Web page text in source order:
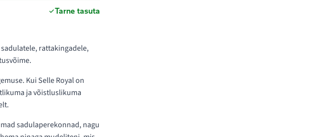
Tarne tasuta
rattakingadele,
Kui Selle Royal on
ja võistluslikuma
sadulaperekonnad, nagu